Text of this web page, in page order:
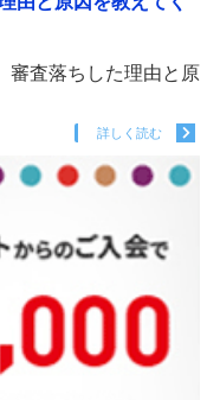
審査落ちした理由と原
詳しく読む